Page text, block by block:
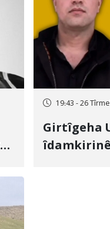
19:43 - 26
Girtîgeha